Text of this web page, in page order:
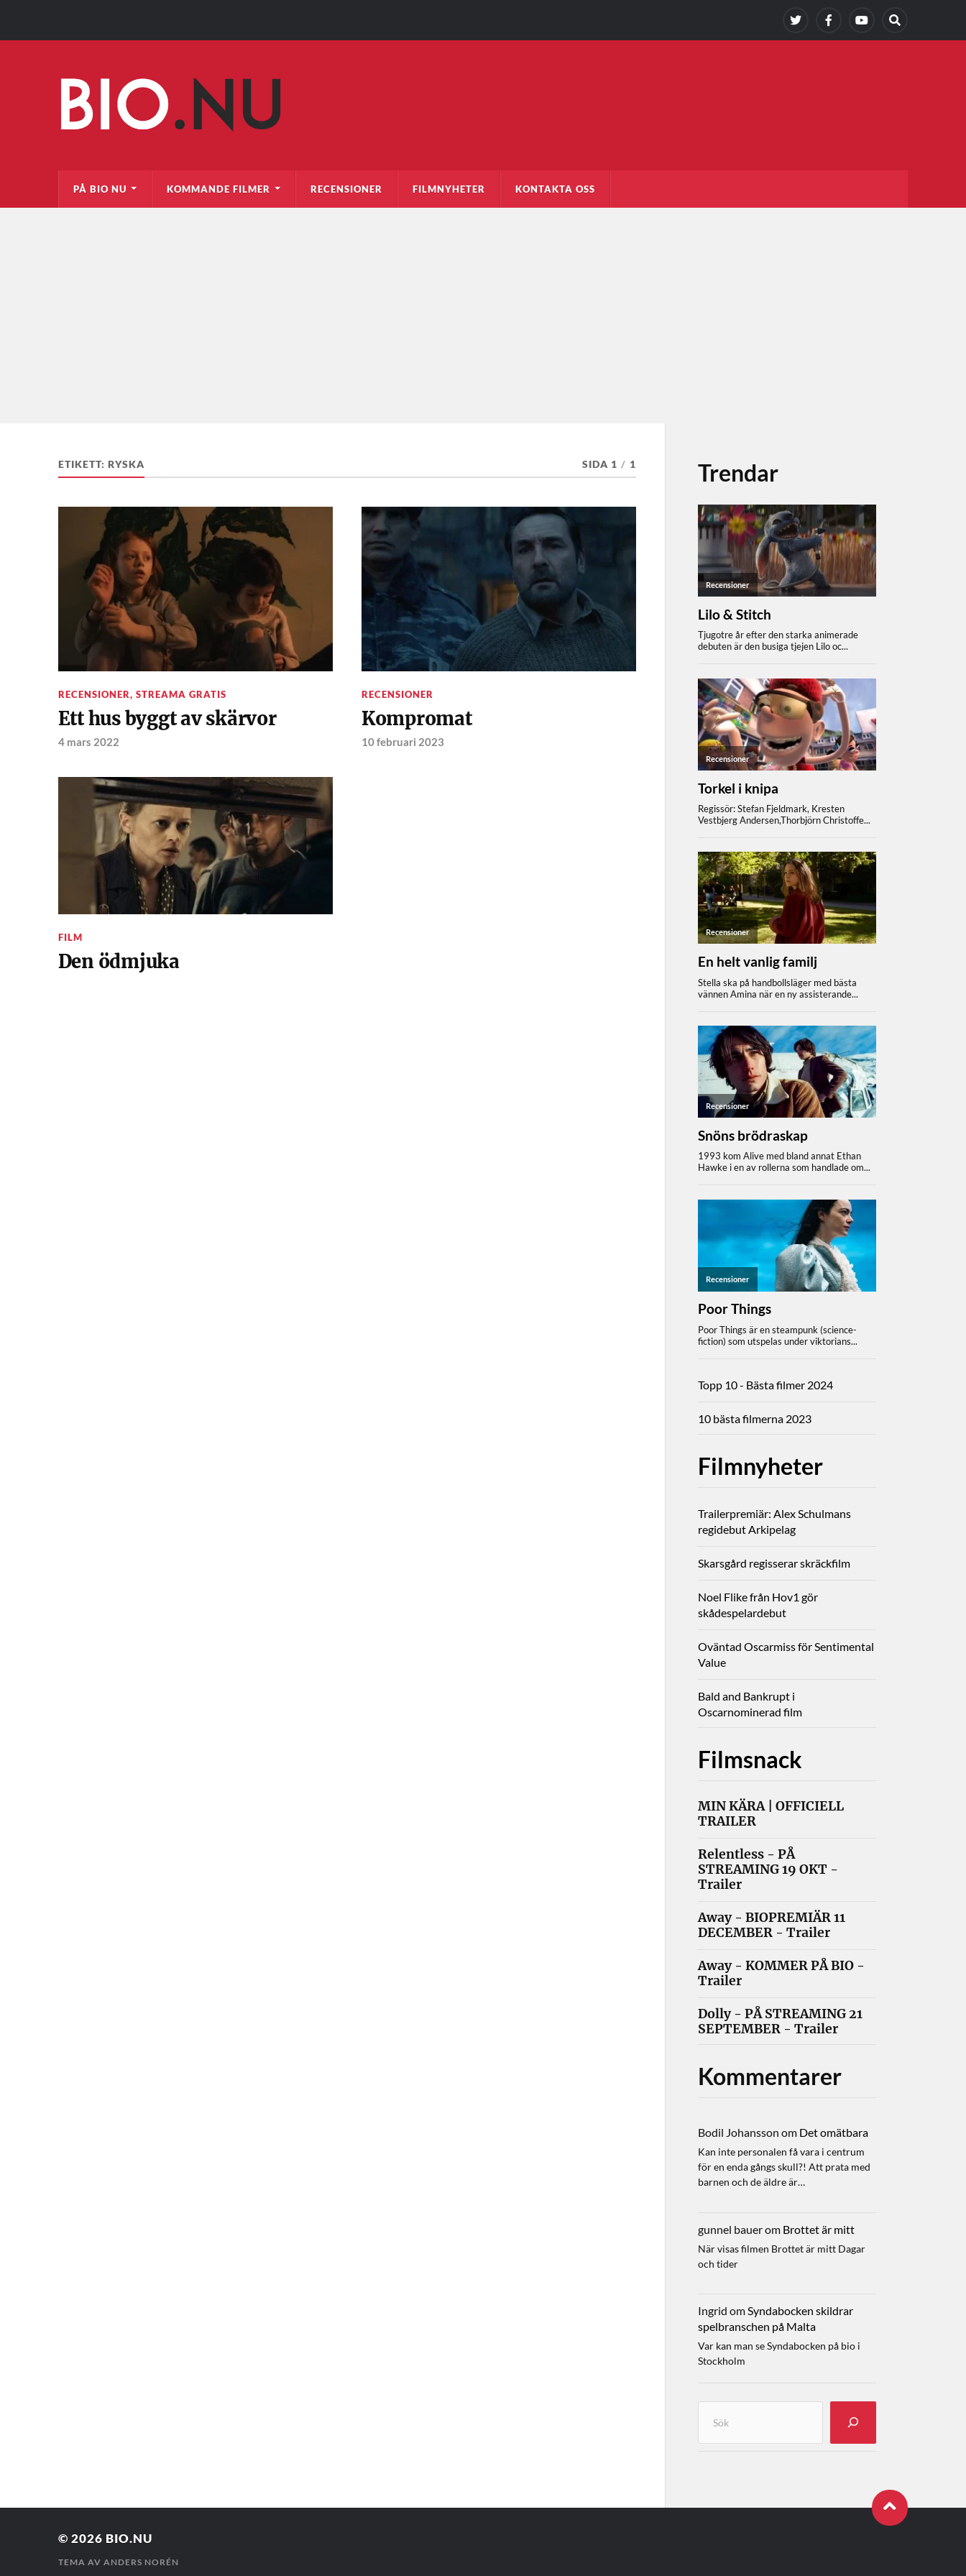
PÅ BIO NU KOMMANDE FILMER RECENSIONER FILMNYHETER KONTAKTA OSS
ETIKETT: RYSKA SIDA 1 / 1
RECENSIONER, STREAMA GRATIS
Ett hus byggt av skärvor
4 mars 2022
RECENSIONER
Kompromat
10 februari 2023
FILM
Den ödmjuka
Trendar
Topp 10 - Bästa filmer 2024
10 bästa filmerna 2023
Filmnyheter
Trailerpremiär: Alex Schulmans
regidebut Arkipelag
Skarsgård regisserar skräckfilm
Noel Flike från Hov1 gör
skådespelardebut
Oväntad Oscarmiss för Sentimental
Value
Bald and Bankrupt i
Oscarnominerad film
Filmsnack
MIN KÄRA | OFFICIELL
TRAILER
Relentless - PÅ
STREAMING 19 OKT -
Trailer
Away - BIOPREMIÄR 11
DECEMBER - Trailer
Away - KOMMER PÅ BIO -
Trailer
Dolly - PÅ STREAMING 21
SEPTEMBER - Trailer
Kommentarer
Bodil Johansson om Det omätbara
Kan inte personalen få vara i centrum
för en enda gångs skull?! Att prata med
barnen och de äldre är…
gunnel bauerom Brottet är mitt
När visas filmen Brottet är mitt Dagar
och tider
Ingrid omSyndabocken skildrar
spelbranschen på Malta
Var kan man se Syndabocken på bio i
Stockholm
© 2026 BIO.NU
TEMA AV ANDERS NORÉN